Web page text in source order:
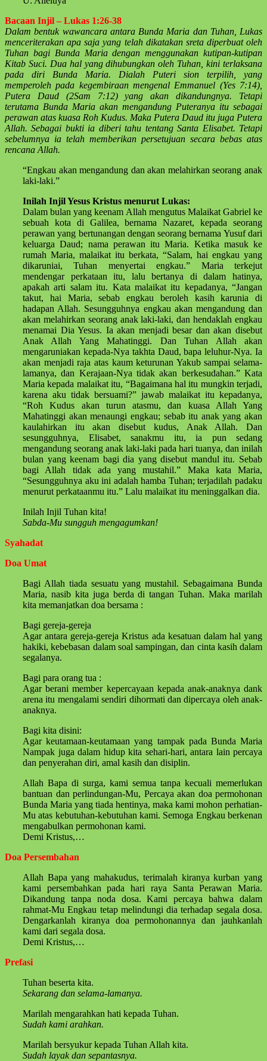
Bacaan Injil – Lukas 1:26-38
Dalam bentuk wawancara antara Bunda Maria dan Tuhan, Lukas
menceriterakan apa saja yang telah dikatakan sreta diperbuat oleh
Tuhan bagi Bunda Maria dengan menggunakan kutipan-kutipan
Kitab Suci. Dua hal yang dihubungkan oleh Tuhan, kini terlaksana
pada diri Bunda Maria. Dialah Puteri sion terpilih, yang
memperoleh pada kegembiraan mengenal Emmanuel (Yes 7:14),
Putera Daud (2Sam 7:12) yang akan dikandungnya. Tetapi
terutama Bunda Maria akan mengandung Puteranya itu sebagai
perawan atas kuasa Roh Kudus. Maka Putera Daud itu juga Putera
Allah. Sebagai bukti ia diberi tahu tentang Santa Elisabet. Tetapi
sebelumnya ia telah memberikan persetujuan secara bebas atas
rencana Allah.
“Engkau akan mengandung dan akan melahirkan seorang anak
laki-laki.”
Inilah Injil Yesus Kristus menurut Lukas:
Dalam bulan yang keenam Allah mengutus Malaikat Gabriel ke
sebuah kota di Galilea, bernama Nazaret, kepada seorang
perawan yang bertunangan dengan seorang bernama Yusuf dari
keluarga Daud; nama perawan itu Maria. Ketika masuk ke
rumah Maria, malaikat itu berkata, “Salam, hai engkau yang
dikaruniai, Tuhan menyertai engkau.” Maria terkejut
mendengar perkataan itu, lalu bertanya di dalam hatinya,
apakah arti salam itu. Kata malaikat itu kepadanya, “Jangan
takut, hai Maria, sebab engkau beroleh kasih karunia di
hadapan Allah. Sesungguhnya engkau akan mengandung dan
akan melahirkan seorang anak laki-laki, dan hendaklah engkau
menamai Dia Yesus. Ia akan menjadi besar dan akan disebut
Anak Allah Yang Mahatinggi. Dan Tuhan Allah akan
mengaruniakan kepada-Nya takhta Daud, bapa leluhur-Nya. Ia
akan menjadi raja atas kaum keturunan Yakub sampai selama-
lamanya, dan Kerajaan-Nya tidak akan berkesudahan.” Kata
Maria kepada malaikat itu, “Bagaimana hal itu mungkin terjadi,
karena aku tidak bersuami?” jawab malaikat itu kepadanya,
“Roh Kudus akan turun atasmu, dan kuasa Allah Yang
Mahatinggi akan menaungi engkau; sebab itu anak yang akan
kaulahirkan itu akan disebut kudus, Anak Allah. Dan
sesungguhnya, Elisabet, sanakmu itu, ia pun sedang
mengandung seorang anak laki-laki pada hari tuanya, dan inilah
bulan yang keenam bagi dia yang disebut mandul itu. Sebab
bagi Allah tidak ada yang mustahil.” Maka kata Maria,
“Sesungguhnya aku ini adalah hamba Tuhan; terjadilah padaku
menurut perkataanmu itu.” Lalu malaikat itu meninggalkan dia.
Inilah Injil Tuhan kita!
Sabda-Mu sungguh mengagumkan!
Syahadat
Doa Umat
Bagi Allah tiada sesuatu yang mustahil. Sebagaimana Bunda
Maria, nasib kita juga berda di tangan Tuhan. Maka marilah
kita memanjatkan doa bersama :
Bagi gereja-gereja
Agar antara gereja-gereja Kristus ada kesatuan dalam hal yang
hakiki, kebebasan dalam soal sampingan, dan cinta kasih dalam
segalanya.
Bagi para orang tua :
Agar berani member kepercayaan kepada anak-anaknya dank
arena itu mengalami sendiri dihormati dan dipercaya oleh anak-
anaknya.
Bagi kita disini:
Agar keutamaan-keutamaan yang tampak pada Bunda Maria
Nampak juga dalam hidup kita sehari-hari, antara lain percaya
dan penyerahan diri, amal kasih dan disiplin.
Allah Bapa di surga, kami semua tanpa kecuali memerlukan
bantuan dan perlindungan-Mu, Percaya akan doa permohonan
Bunda Maria yang tiada hentinya, maka kami mohon perhatian-
Mu atas kebutuhan-kebutuhan kami. Semoga Engkau berkenan
mengabulkan permohonan kami.
Demi Kristus,…
Doa Persembahan
Allah Bapa yang mahakudus, terimalah kiranya kurban yang
kami persembahkan pada hari raya Santa Perawan Maria.
Dikandung tanpa noda dosa. Kami percaya bahwa dalam
rahmat-Mu Engkau tetap melindungi dia terhadap segala dosa.
Dengarkanlah kiranya doa permohonannya dan jauhkanlah
kami dari segala dosa.
Demi Kristus,…
Prefasi
Tuhan beserta kita.
Sekarang dan selama-lamanya.
Marilah mengarahkan hati kepada Tuhan.
Sudah kami arahkan.
Marilah bersyukur kepada Tuhan Allah kita.
Sudah layak dan sepantasnya.